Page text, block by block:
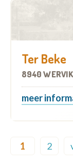
Ter Beke
8940 WERVIK
meer
1 2